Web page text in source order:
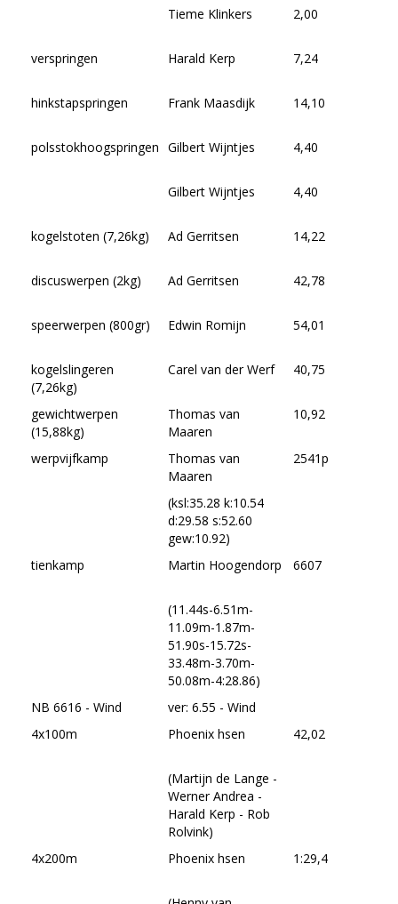
Tieme Klinkers 2,00
verspringen Harald Kerp 7,24
hinkstapspringen Frank Maasdijk 14,10
polsstokhoogspringen Gilbert Wijntjes 4,40
Gilbert Wijntjes 4,40
kogelstoten (7,26kg) Ad Gerritsen 14,22
discuswerpen (2kg) Ad Gerritsen 42,78
speerwerpen (800gr) Edwin Romijn 54,01
kogelslingeren
(7,26kg)
Carel van der Werf 40,75
gewichtwerpen
(15,88kg)
Thomas van
Maaren
10,92
werpvijfkamp
Thomas van
Maaren
2541p
(ksl:35.28 k:10.54
d:29.58 s:52.60
gew:10.92)
tienkamp
Martin Hoogendorp 6607
(11.44s-6.51m-
11.09m-1.87m-
51.90s-15.72s-
33.48m-3.70m-
50.08m-4:28.86)
NB 6616 - Wind
ver: 6.55 - Wind
4x100m
Phoenix hsen 42,02
(Martijn de Lange -
Werner Andrea -
Harald Kerp - Rob
Rolvink)
4x200m
Phoenix hsen 1:29,4